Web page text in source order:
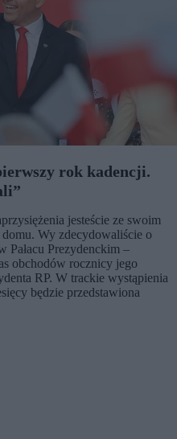
rok kadencji.
jesteście ze swoim
Wy zdecydowaliście o
Pałacu Prezydenckim –
obchodów rocznicy jego
RP. W trackie wystąpienia
będzie przedstawiona